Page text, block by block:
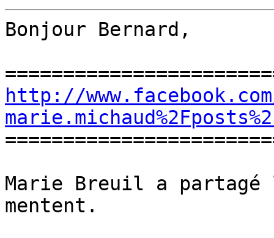
Bonjour Bernard,
http://
Marie Breuil a partagé
mentent.